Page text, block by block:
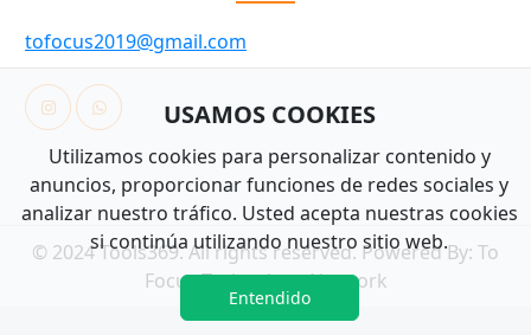
tofocus2019@gmail.com
© 2024 Tools369. All rights reserved. Powered By: To
Focus Technology Network
USAMOS COOKIES
Utilizamos cookies para personalizar contenido y
anuncios, proporcionar funciones de redes sociales y
analizar nuestro tráfico. Usted acepta nuestras cookies
si continúa utilizando nuestro sitio web.
Entendido